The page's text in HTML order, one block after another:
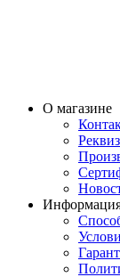
О магазине